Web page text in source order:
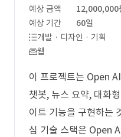
예상 금액
12,000,000
예상 기간
60일
개발 · 디자인 · 기획
웹
이 프로젝트는 Open
챗봇, 뉴스 요약, 대화
이트 기능을 구현하는
심 기술 스택은 Open